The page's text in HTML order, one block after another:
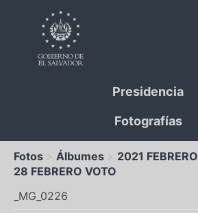
Presidencia
Fotografías
Fotos Álbumes
2021 FEBRERO
28 FEBRERO VOTO
_MG_0226